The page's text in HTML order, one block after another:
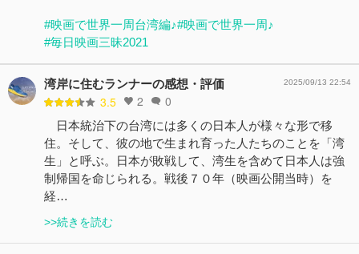
#映画で世界一周台湾編♪#映画で世界一周♪
#毎日映画三昧2021
湾岸に住むランナーの感想・評価
3.5 2 0
2025/09/13 22:54
日本統治下の台湾には多くの日本人が様々な形で移
住。そして、彼の地で生まれ育った人たちのことを「湾
生」と呼ぶ。日本が敗戦して、湾生を含めて日本人は強
制帰国を命じられる。戦後７０年（映画公開当時）を
経…
>>続きを読む